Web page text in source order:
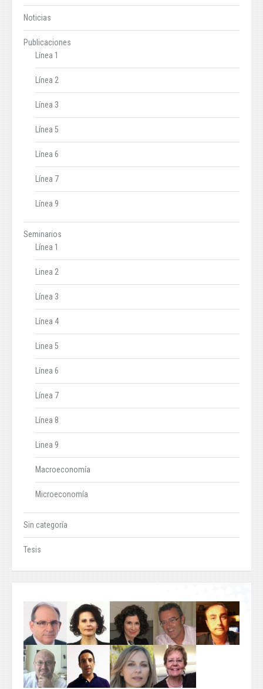
Noticias
Publicaciones
Línea 1
Línea 2
Línea 3
Línea 5
Línea 6
Línea 7
Línea 9
Seminarios
Línea 1
Linea 2
Línea 3
Línea 4
Linea 5
Línea 6
Línea 7
Línea 8
Linea 9
Macroeconomía
Microeconomía
Sin categoría
Tesis